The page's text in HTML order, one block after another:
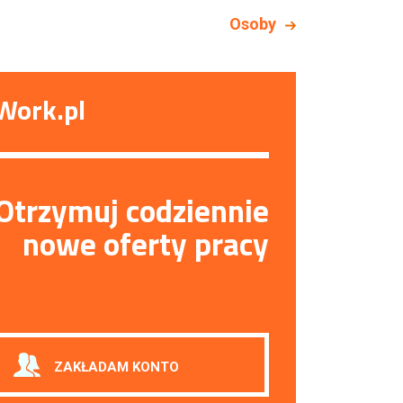
Osoby
codziennie
nowe oferty pracy
ZAKŁADAM KONTO